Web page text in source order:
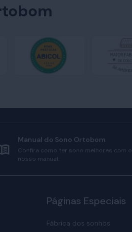
Manual do Sono Ortobom
Confira como ter sono melhores com o
nosso manual.
Páginas Especiais
Fábrica dos sonhos